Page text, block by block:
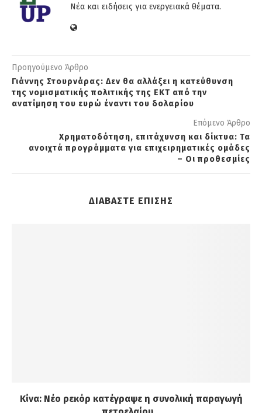
Νέα και ειδήσεις για ενεργειακά θέματα.
Προηγούμενο Άρθρο
Γιάννης Στουρνάρας: Δεν θα αλλάξει η κατεύθυνση
της νομισματικής πολιτικής της ΕΚΤ από την
ανατίμηση του ευρώ έναντι του δολαρίου
Επόμενο Άρθρο
Xρηματοδότηση, επιτάχυνση και δίκτυα: Τα
ανοιχτά προγράμματα για επιχειρηματικές ομάδες
– Οι προθεσμίες
ΔΙΑΒΑΣΤΕ ΕΠΙΣΗΣ
Κίνα: Νέο ρεκόρ κατέγραψε η συνολική παραγωγή